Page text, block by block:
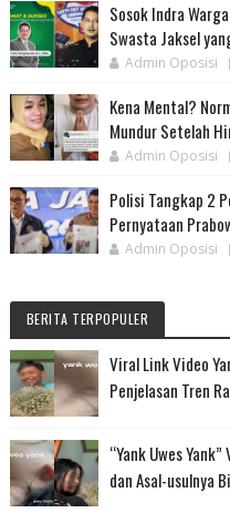
Sosok Indra
Swasta Jaksel
Admin Oposisi
Kena Mental?
Mundur Setelah
Admin Oposisi
Polisi Tangkap 2
Pernyataan
Admin Oposisi
BERITA TERPOPULER
Viral Link Video
Penjelasan Tren
“Yank Uwes
dan Asal-usulnya